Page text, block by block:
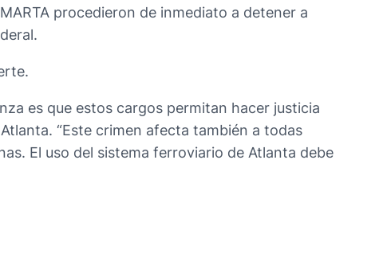
procedieron de inmediato a detener a
es que estos cargos permitan hacer justicia
“Este crimen afecta también a todas
El uso del sistema ferroviario de Atlanta debe